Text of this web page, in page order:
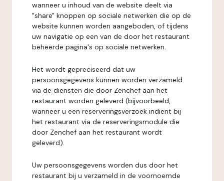
wanneer u inhoud van de website deelt via
"share" knoppen op sociale netwerken die op de
website kunnen worden aangeboden, of tijdens
uw navigatie op een van de door het restaurant
beheerde pagina's op sociale netwerken.
Het wordt gepreciseerd dat uw
persoonsgegevens kunnen worden verzameld
via de diensten die door Zenchef aan het
restaurant worden geleverd (bijvoorbeeld,
wanneer u een reserveringsverzoek indient bij
het restaurant via de reserveringsmodule die
door Zenchef aan het restaurant wordt
geleverd).
Uw persoonsgegevens worden dus door het
restaurant bij u verzameld in de voornoemde